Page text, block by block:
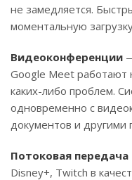
не замедляется.
моментальную
Видеоконференции
Google Meet работают
каких-либо проблем.
одновременно с
документов и другими
Потоковая передача
Disney+, Twitch в